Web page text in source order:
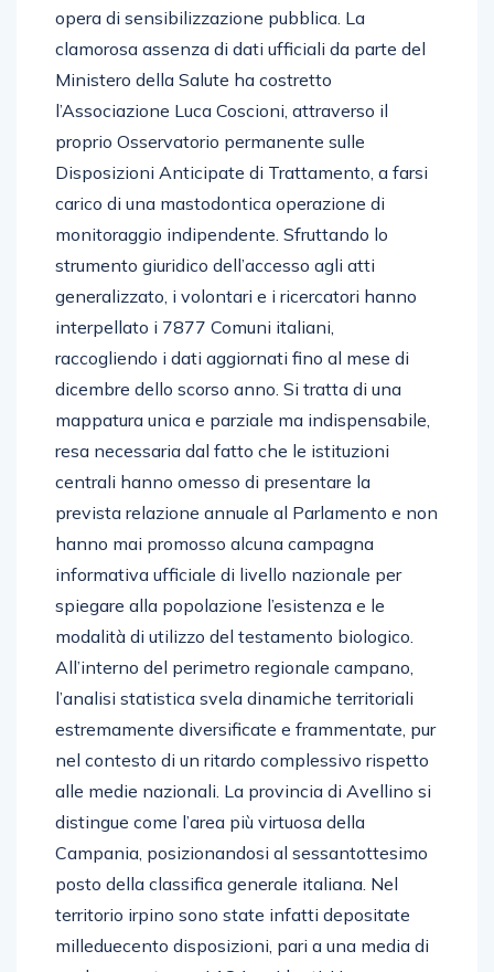
opera di sensibilizzazione pubblica. La
clamorosa assenza di dati ufficiali da parte del
Ministero della Salute ha costretto
l’Associazione Luca Coscioni, attraverso il
proprio Osservatorio permanente sulle
Disposizioni Anticipate di Trattamento, a farsi
carico di una mastodontica operazione di
monitoraggio indipendente. Sfruttando lo
strumento giuridico dell’accesso agli atti
generalizzato, i volontari e i ricercatori hanno
interpellato i 7877 Comuni italiani,
raccogliendo i dati aggiornati fino al mese di
dicembre dello scorso anno. Si tratta di una
mappatura unica e parziale ma indispensabile,
resa necessaria dal fatto che le istituzioni
centrali hanno omesso di presentare la
prevista relazione annuale al Parlamento e non
hanno mai promosso alcuna campagna
informativa ufficiale di livello nazionale per
spiegare alla popolazione l’esistenza e le
modalità di utilizzo del testamento biologico.
All’interno del perimetro regionale campano,
l’analisi statistica svela dinamiche territoriali
estremamente diversificate e frammentate, pur
nel contesto di un ritardo complessivo rispetto
alle medie nazionali. La provincia di Avellino si
distingue come l’area più virtuosa della
Campania, posizionandosi al sessantottesimo
posto della classifica generale italiana. Nel
territorio irpino sono state infatti depositate
milleduecento disposizioni, pari a una media di